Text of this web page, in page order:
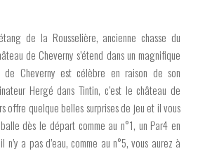
de la Rousselière, ancienne chasse du
de Cheverny s’étend dans un magnifique
de Cheverny est célèbre en raison de son
Hergé dans Tintin, c’est le château de
offre quelque belles surprises de jeu et il vous
dès le départ comme au n°1, un Par4 en
a pas d’eau, comme au n°5, vous aurez à